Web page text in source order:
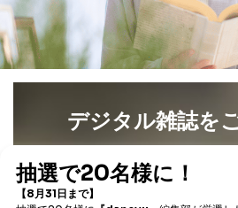
３．個人情報の第三者提供について
当社は、取得した個人情報を適切
本人の同意を得ることなく第三者
法令に基づく場合
人の生命､身体または財産の保護
場合であって、本人の同意を得
き。
公衆衛生の向上または児童の健
に特に必要がある場合であって
デジタル雑誌を
書籍）が無料で読